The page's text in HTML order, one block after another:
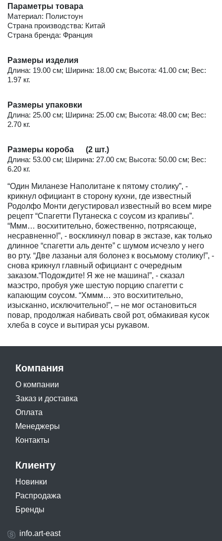
Параметры товара
Материал: Полистоун
Страна производства: Китай
Страна бренда: Франция
Размеры изделия
Длина: 19.00 см; Ширина: 18.00 см; Высота: 41.00 см; Вес:
1.97 кг.
Размеры упаковки
Длина: 25.00 см; Ширина: 25.00 см; Высота: 48.00 см; Вес:
2.70 кг.
Размеры короба (2 шт.)
Длина: 53.00 см; Ширина: 27.00 см; Высота: 50.00 см; Вес:
6.20 кг.
“Один Миланезе Наполитане к пятому столику”, -
крикнул официант в сторону кухни, где известный
Родолфо Монти дегустировал известный во всем мире
рецепт “Спагетти Путанеска с соусом из крапивы”.
“Ммм… восхитительно, божественно, потрясающе,
несравненно!”, - воскликнул повар в экстазе, как только
длинное “спагетти аль денте” с шумом исчезло у него
во рту. “Две лазаньи аля болонез к восьмому столику!”, -
снова крикнул главный официант с очередным
заказом.“Подождите! Я же не машина!”, - сказал
маэстро, пробуя уже шестую порцию спагетти с
капающим соусом. “Хммм… это восхитительно,
изысканно, исключительно!”, – не мог остановиться
повар, продолжая набивать свой рот, обмакивая кусок
хлеба в соусе и вытирая усы рукавом.
Компания
О компании
Заказ и доставка
Оплата
Менеджеры
Контакты
Клиенту
Новинки
Распродажа
Бренды
info.art-east